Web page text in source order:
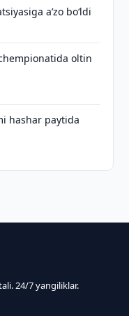
aʼzo bo‘ldi
oltin
hashar paytida
24/7 yangiliklar.